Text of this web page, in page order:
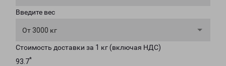
Введите вес
От 3000 кг
Стоимость доставки за 1 кг (включая НДС)
93.7*